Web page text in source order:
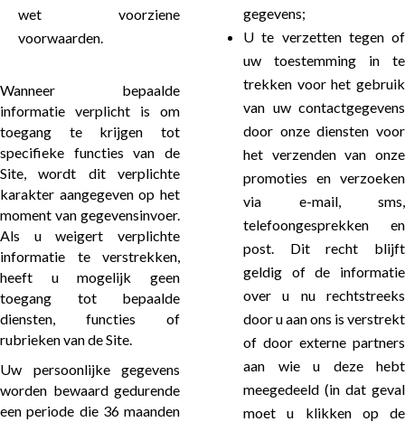
wet voorziene
voorwaarden.
Wanneer bepaalde
informatie verplicht is om
toegang te krijgen tot
specifieke functies van de
Site, wordt dit verplichte
karakter aangegeven op het
moment van gegevensinvoer.
Als u weigert verplichte
informatie te verstrekken,
heeft u mogelijk geen
toegang tot bepaalde
diensten, functies of
rubrieken van de Site.
Uw persoonlijke gegevens
worden bewaard gedurende
een periode die 36 maanden
gegevens;
U te verzetten tegen of
uw toestemming in te
trekken voor het gebruik
van uw contactgegevens
door onze diensten voor
het verzenden van onze
promoties en verzoeken
via e-mail, sms,
telefoongesprekken en
post. Dit recht blijft
geldig of de informatie
over u nu rechtstreeks
door u aan ons is verstrekt
of door externe partners
aan wie u deze hebt
meegedeeld (in dat geval
moet u klikken op de